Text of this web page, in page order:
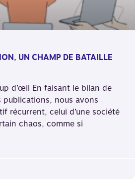
UN CHAMP DE BATAILLE
d’œil En faisant le bilan de
publications, nous avons
récurrent, celui d’une société
chaos, comme si